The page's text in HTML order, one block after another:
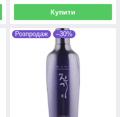
Купити
Розпродаж –30%